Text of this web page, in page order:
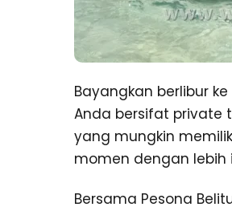
Bayangkan berlibur
Anda bersifat private
yang mungkin
momen dengan
Bersama Pesona